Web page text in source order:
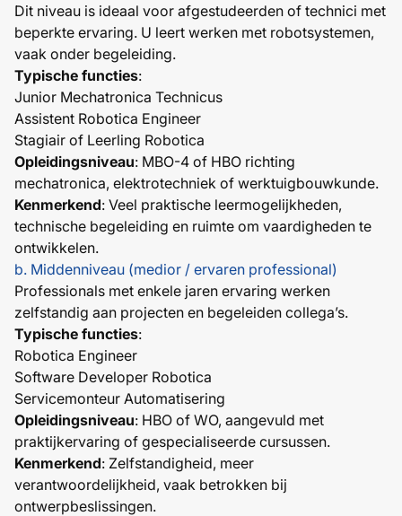
Dit niveau is ideaal voor afgestudeerden of technici met
beperkte ervaring. U leert werken met robotsystemen,
vaak onder begeleiding.
Typische functies:
Junior Mechatronica Technicus
Assistent Robotica Engineer
Stagiair of Leerling Robotica
Opleidingsniveau: MBO-4 of HBO richting
mechatronica, elektrotechniek of werktuigbouwkunde.
Kenmerkend: Veel praktische leermogelijkheden,
technische begeleiding en ruimte om vaardigheden te
ontwikkelen.
b. Middenniveau (medior / ervaren professional)
Professionals met enkele jaren ervaring werken
zelfstandig aan projecten en begeleiden collega’s.
Typische functies:
Robotica Engineer
Software Developer Robotica
Servicemonteur Automatisering
Opleidingsniveau: HBO of WO, aangevuld met
praktijkervaring of gespecialiseerde cursussen.
Kenmerkend: Zelfstandigheid, meer
verantwoordelijkheid, vaak betrokken bij
ontwerpbeslissingen.